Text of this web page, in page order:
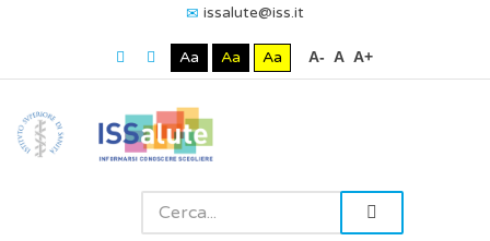
issalute@iss.it
Aa Aa Aa A- A A+